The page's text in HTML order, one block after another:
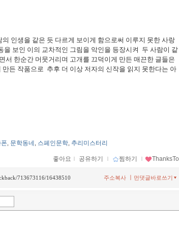
인생을 같은 듯 다르게 보이게 함으로써 이루지 못한 사랑
을 보인 이의 교차적인 그림을 악인을 등장시켜 두 사람이 같
서 한순간 머뭇거리며 고개를 끄덕이게 만든 매끈한 글들은
든 작품으로 추후 더 이상 저자의 신작을 읽지 못한다는 아
문학동네 스페인문학 추리미스터리
좋아요 ｌ 공유하기 ｌ 찜하기 ｌ ThanksTo
713673116/16438510 먼댓글바로쓰기
주소복사 ㅣ